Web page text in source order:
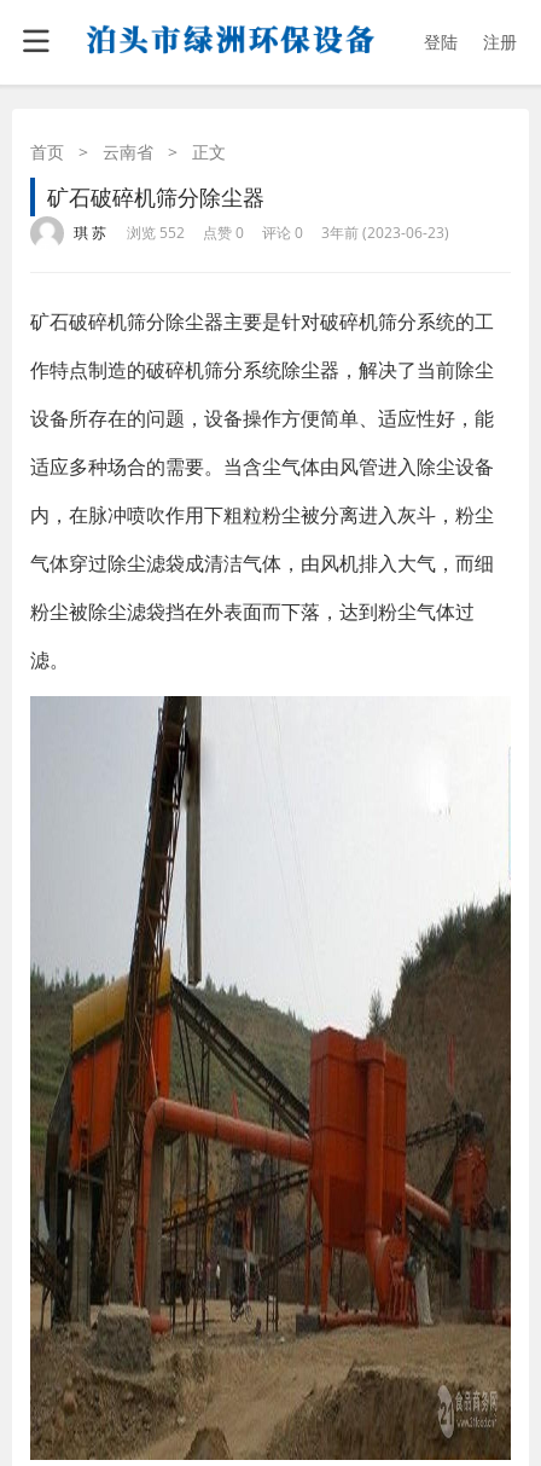
登陆 注册
首页 > 云南省 > 正文
矿石破碎机筛分除尘器
琪 苏 浏览 552 点赞 0 评论 0 3年前 (2023-06-23)
矿石破碎机筛分除尘器主要是针对破碎机筛分系统的工
作特点制造的破碎机筛分系统除尘器，解决了当前除尘
设备所存在的问题，设备操作方便简单、适应性好，能
适应多种场合的需要。当含尘气体由风管进入除尘设备
内，在脉冲喷吹作用下粗粒粉尘被分离进入灰斗，粉尘
气体穿过除尘滤袋成清洁气体，由风机排入大气，而细
粉尘被除尘滤袋挡在外表面而下落，达到粉尘气体过
滤。